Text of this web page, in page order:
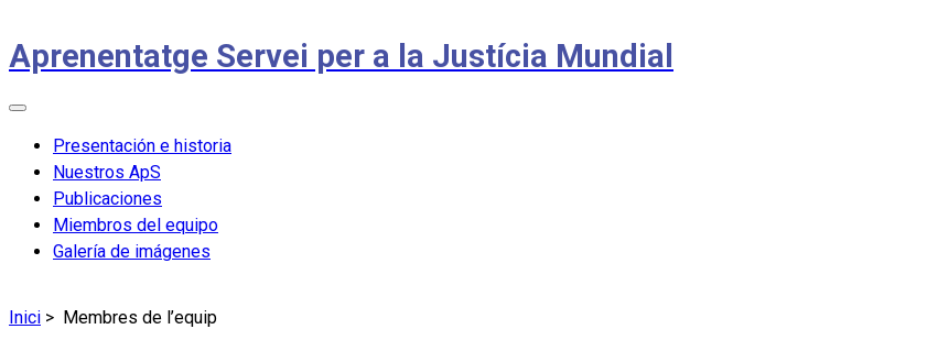
Aprenentatge Servei per a la Justícia Mundial
Presentación e historia
Nuestros ApS
Publicaciones
Miembros del equipo
Galería de imágenes
Inici > Membres de l’equip